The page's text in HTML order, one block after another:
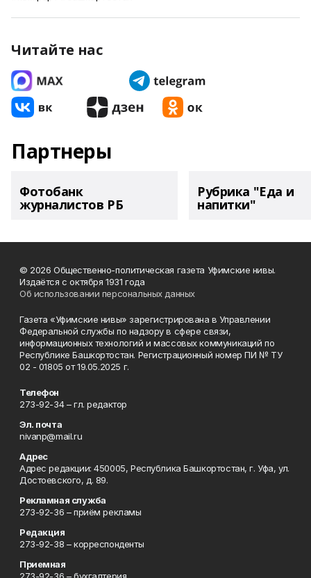
Читайте нас
Партнеры
Фотобанк
журналистов РБ
Рубрика "Еда и
напитки"
© 2026 Общественно-политическая газета Уфимские нивы.
Издаётся с октября 1931 года
Об использовании персональных данных
Газета «Уфимские нивы» зарегистрирована в Управлении
Федеральной службы по надзору в сфере связи,
информационных технологий и массовых коммуникаций по
Республике Башкортостан. Регистрационный номер ПИ № ТУ
02 - 01805 от 19.05.2025 г.
Телефон
273-92-34 – гл. редактор
Эл. почта
nivanp@mail.ru
Адрес
Адрес редакции: 450005, Республика Башкортостан, г. Уфа, ул.
Достоевского, д. 89.
Рекламная служба
273-92-36 – приём рекламы
Редакция
273-92-38 – корреспонденты
Приемная